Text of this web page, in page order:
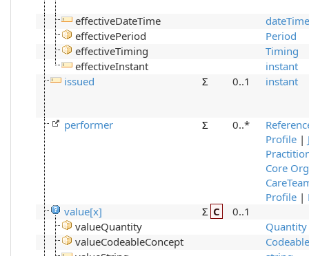
effectiveDateTime
effectivePeriod
Period
effectiveTiming
Timing
effectiveInstant
instant
issued
Σ 0..1 instant
performer Σ 0..*
Profile |
Core
Profile |
value[x]
Σ C
0..1
valueQuantity
Quantity
valueCodeableConcept